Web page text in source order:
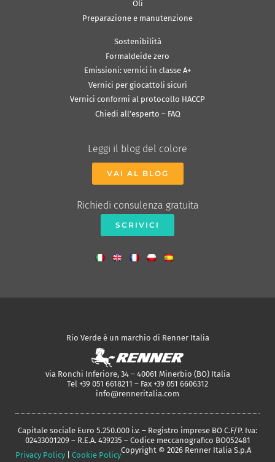
Oli
Preparazione e manutenzione
Sostenibilità
Formaldeide zero
Emissioni: vernici in classe A+
Vernici per giocattoli sicuri
Vernici conformi al protocollo HACCP
Chiedi all’esperto – FAQ
Leggi il blog del colore
VAI AL BLOG
Richiedi consulenza gratuita
SCRIVICI
Rio Verde è un marchio di Renner Italia
via Ronchi Inferiore, 34 – 40061 Minerbio (BO) Italia
Tel +39 051 6618211 – Fax +39 051 6606312
info@renneritalia.com
Capitale sociale Euro 5.250.000 i.v. – Registro imprese BO C.F/P. Iva:
02433001209 – R.E.A. 439235 – Codice meccanografico BO052481
Privacy Policy
Cookie Policy
Copyright © 2026 Renner Italia S.p.A